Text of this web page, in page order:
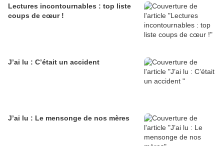
Lectures incontournables : top liste
coups de cœur !
J’ai lu : C’était un accident
J’ai lu : Le mensonge de nos mères